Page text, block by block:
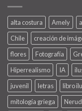
alta costura Amely
Chile
creación de
flores
Fotografía
Hiperrealismo
IA
juvenil
letras libro
mitología griega